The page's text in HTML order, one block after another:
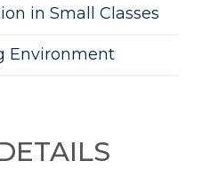
in Small Classes
Environment